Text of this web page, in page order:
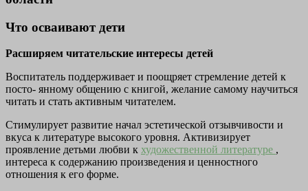
Что осваивают дети
Расширяем читательские интересы детей
Воспитатель поддерживает и поощряет стремление детей к
посто- янному общению с книгой, желание самому научиться
читать и стать активным читателем.
Стимулирует развитие начал эстетической отзывчивости и
вкуса к литературе высокого уровня. Активизирует
проявление детьми любви к художественной литературе ,
интереса к содержанию произведения и ценностного
отношения к его форме.